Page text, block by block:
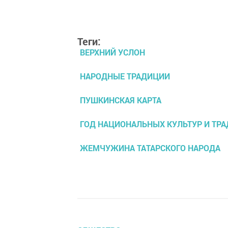
Теги:
ВЕРХНИЙ УСЛОН
НАРОДНЫЕ ТРАДИЦИИ
ПУШКИНСКАЯ КАРТА
ГОД НАЦИОНАЛЬНЫХ КУЛЬТУР И
ЖЕМЧУЖИНА ТАТАРСКОГО НАРОДА